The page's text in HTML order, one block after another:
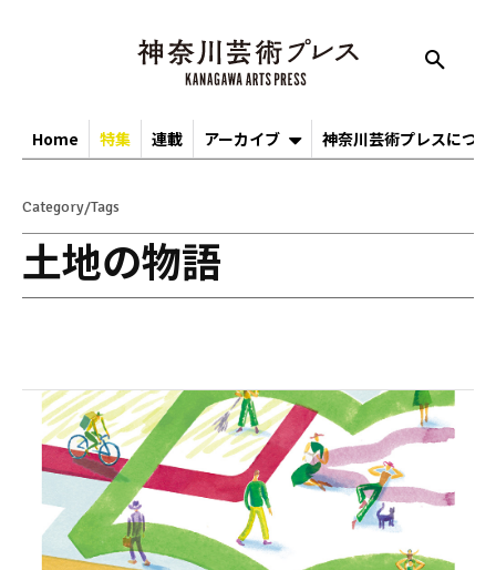
Home 特集 連載 アーカイブ 神奈川芸術プレスについ
土地の物語
Category/Tags